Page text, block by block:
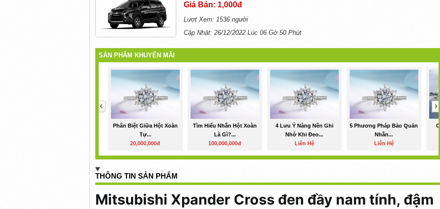
Giá Bán: 1,000đ
Lượt Xem: 1536 người
Cập Nhật: 26/12/2022 Lúc 06 Gờ 50 Phút
SẢN PHẨM KHUYẾN MÃI
Phân Biệt Giữa Hột Xoàn
Tự...
20,000,000đ
Tìm Hiểu Nhẫn Hột Xoàn
Là Gì?...
100,000,000đ
4 Lưu Ý Nàng Nên Ghi
Nhớ Khi Đeo...
Liên Hệ
5 Phương Pháp Bảo Quản
Nhẫn...
Liên Hệ
THÔNG TIN SẢN PHẨM
Mitsubishi Xpander Cross đen đầy nam tính, đậm